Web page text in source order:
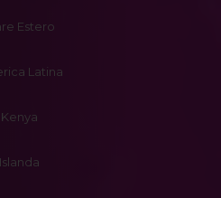
Estero
Latina
Kenya
Islanda